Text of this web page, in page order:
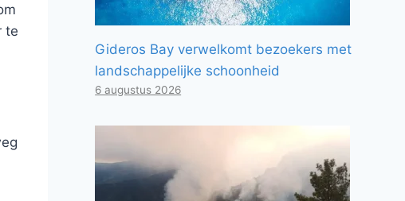
te
Gideros Bay verwelkomt bezoekers met
landschappelijke schoonheid
6 augustus 2026